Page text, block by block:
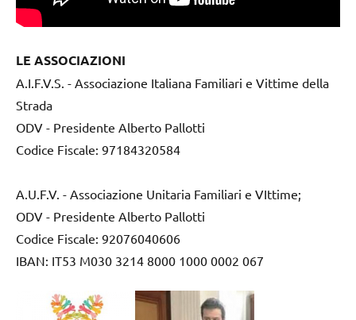
LE ASSOCIAZIONI
A.I.F.V.S. - Associazione Italiana Familiari e Vittime della
Strada
ODV - Presidente Alberto Pallotti
Codice Fiscale: 97184320584
A.U.F.V. - Associazione Unitaria Familiari e VIttime;
ODV - Presidente Alberto Pallotti
Codice Fiscale: 92076040606
IBAN: IT53 M030 3214 8000 1000 0002 067